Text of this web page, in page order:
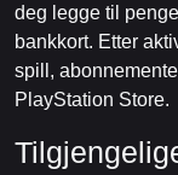
deg legge til
bankkort. Etter
spill,
PlayStation Store.